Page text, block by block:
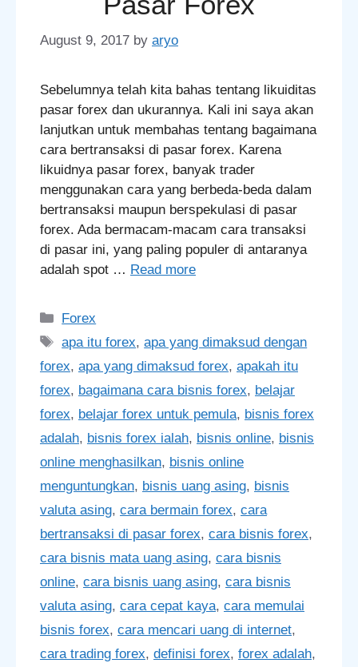
August 9, 2017 by aryo
Sebelumnya telah kita bahas tentang likuiditas
pasar forex dan ukurannya. Kali ini saya akan
lanjutkan untuk membahas tentang bagaimana
cara bertransaksi di pasar forex. Karena
likuidnya pasar forex, banyak trader
menggunakan cara yang berbeda-beda dalam
bertransaksi maupun berspekulasi di pasar
forex. Ada bermacam-macam cara transaksi
di pasar ini, yang paling populer di antaranya
adalah spot … Read more
Categories
Forex
Tags
apa itu forex,apa yang dimaksud dengan
forex, apa yang dimaksud forex, apakah itu
forex, bagaimana cara bisnis forex, belajar
forex, belajar forex untuk pemula, bisnis forex
adalah, bisnis forex ialah, bisnis online, bisnis
online menghasilkan, bisnis online
menguntungkan, bisnis uang asing, bisnis
valuta asing, cara bermain forex, cara
bertransaksi di pasar forex, cara bisnis forex,
cara bisnis mata uang asing, cara bisnis
online, cara bisnis uang asing, cara bisnis
valuta asing, cara cepat kaya, cara memulai
bisnis forex, cara mencari uang di internet,
cara trading forex, definisi forex, forex adalah,